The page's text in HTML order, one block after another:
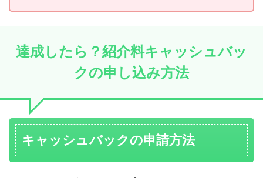
達成したら？紹介料キャッシュバッ
クの申し込み方法
キャッシュバックの申請方法